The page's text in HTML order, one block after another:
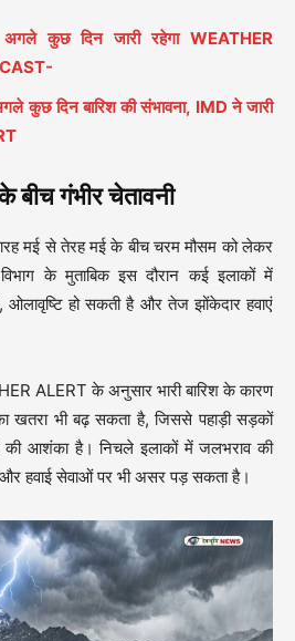
कुछ दिन जारी रहेगा WEATHER
कुछ दिन बारिश की संभावना, IMD ने जारी
बीच गंभीर चेतावनी
मई से तेरह मई के बीच चरम मौसम को लेकर
के मुताबिक इस दौरान कई इलाकों में
हो सकती है और तेज झोंकेदार हवाएं
ALERT के अनुसार भारी बारिश के कारण
भी बढ़ सकता है, जिससे पहाड़ी सड़कों
की आशंका है। निचले इलाकों में जलभराव की
हवाई सेवाओं पर भी असर पड़ सकता है।